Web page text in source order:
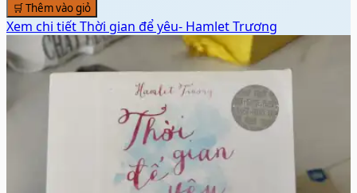
🛒 Thêm vào giỏ
Xem chi tiếtThời gian để yêu- Hamlet Trương